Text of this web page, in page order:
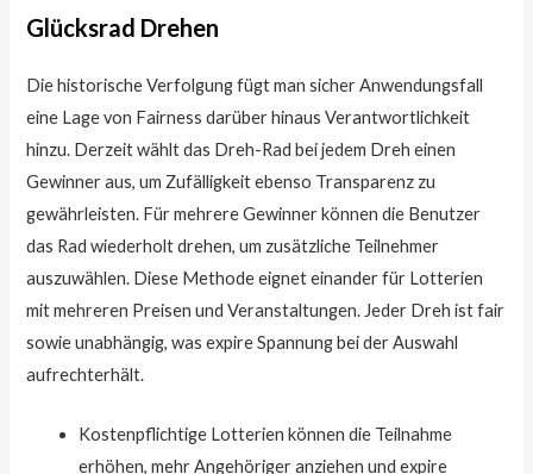
Glücksrad Drehen
Die historische Verfolgung fügt man sicher Anwendungsfall
eine Lage von Fairness darüber hinaus Verantwortlichkeit
hinzu. Derzeit wählt das Dreh-Rad bei jedem Dreh einen
Gewinner aus, um Zufälligkeit ebenso Transparenz zu
gewährleisten. Für mehrere Gewinner können die Benutzer
das Rad wiederholt drehen, um zusätzliche Teilnehmer
auszuwählen. Diese Methode eignet einander für Lotterien
mit mehreren Preisen und Veranstaltungen. Jeder Dreh ist fair
sowie unabhängig, was expire Spannung bei der Auswahl
aufrechterhält.
Kostenpflichtige Lotterien können die Teilnahme
erhöhen, mehr Angehöriger anziehen und expire